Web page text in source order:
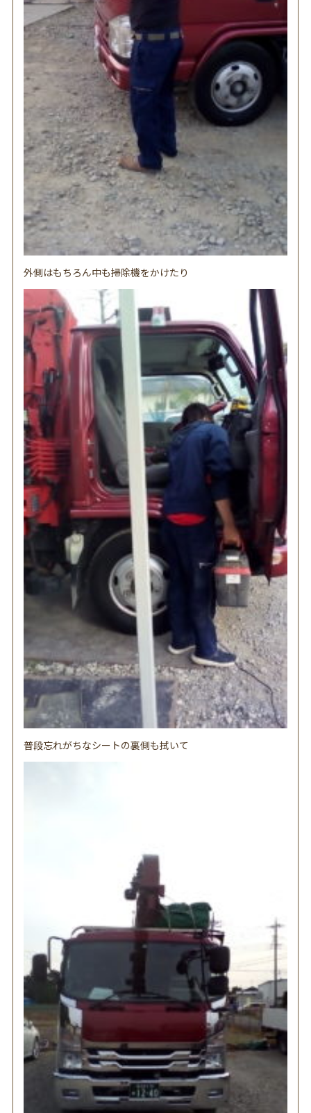
外側はもちろん中も掃除機をかけたり
普段忘れがちなシートの裏側も拭いて